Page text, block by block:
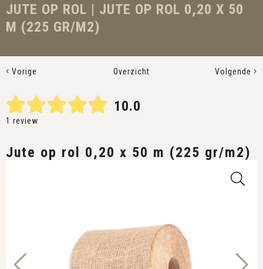
OVER ONS
JUTE OP ROL | JUTE OP ROL 0,20 X 50
M (225 GR/M2)
Vorige Overzicht Volgende
10.0
1 review
Jute op rol 0,20 x 50 m (225 gr/m2)